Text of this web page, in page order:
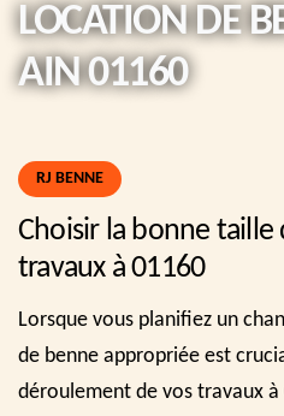
LOCATION DE
AIN 01160
RJ BENNE
Choisir la bonne
travaux à 01160
Lorsque vous planifiez un
de benne appropriée est
déroulement de vos travaux